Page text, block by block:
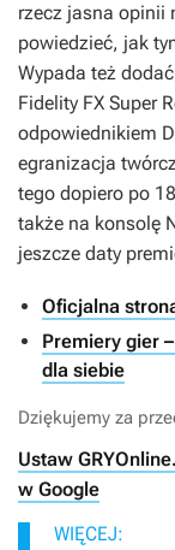
rzecz jasna opinii
powiedzieć, jak
Wypada też
Fidelity FX Super
odpowiednikiem
egranizacja
tego dopiero po
także na konsolę
jeszcze daty
Oficjalna
Premiery gier
dla siebie
Dziękujemy za
Ustaw
w Google
WIĘCEJ: